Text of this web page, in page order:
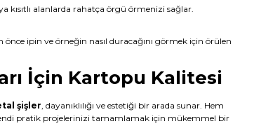
kısıtlı alanlarda rahatça örgü örmenizi sağlar.
ipin ve örneğin nasıl duracağını görmek için örülen
İçin Kartopu Kalitesi
şişler , dayanıklılığı ve estetiği bir arada sunar. Hem
pratik projelerinizi tamamlamak için mükemmel bir